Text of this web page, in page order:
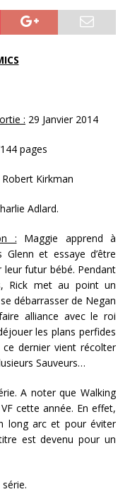
: 29 Janvier 2014
pages
Robert Kirkman
Adlard.
: Maggie apprend à
Glenn et essaye d’être
futur bébé. Pendant
Rick met au point un
débarrasser de Negan
alliance avec le roi
les plans perfides
ce dernier vient récolter
Sauveurs…
A noter que Walking
cette année. En effet,
long arc et pour éviter
est devenu pour un